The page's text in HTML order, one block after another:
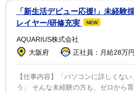
舞華は昨年末にワールド王座を
に防衛を重ねた。ところが７・２
Ｖ７戦、盟友関係だった上谷の裏
れば今でも赤いベルトを巻いてい
なもんで済まされないよ。オマエ
「新生活デビュー応援!」未経験
レイヤー/研修充実
NEW
AQUARIUS株式会社
大阪府
正社員：月給28万
【仕事内容】「パソコンに詳しくな
う」 そんな未経験の方も、ゼロから